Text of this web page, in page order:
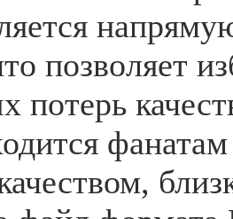
позволяет
потерь